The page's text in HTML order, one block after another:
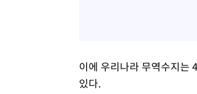
이에 우리나라 무역수지는
있다.